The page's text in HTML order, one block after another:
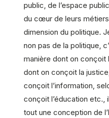
public, de l’espace
du cœur de leurs
dimension du politique.
non pas de la politique,
manière dont on conçoit
dont on conçoit la
conçoit l’information,
conçoit l’éducation etc.,
tout une conception de